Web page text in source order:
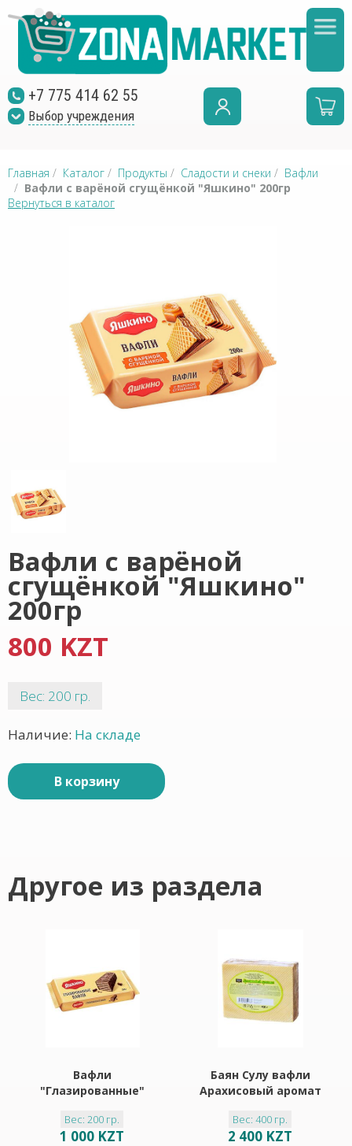
+7 775 414 62 55
Выбор учреждения
Главная / Каталог / Продукты / Сладости и снеки / Вафли
/ Вафли с варёной сгущёнкой "Яшкино" 200гр
Вернуться в каталог
Вафли с варёной
сгущёнкой "Яшкино"
200гр
800 KZT
Вес: 200 гр.
Наличие: На складе
В корзину
Другое из раздела
Вафли
"Глазированные"
Вес: 200 гр.
1 000 KZT
Баян Сулу вафли
Арахисовый аромат
Вес: 400 гр.
2 400 KZT